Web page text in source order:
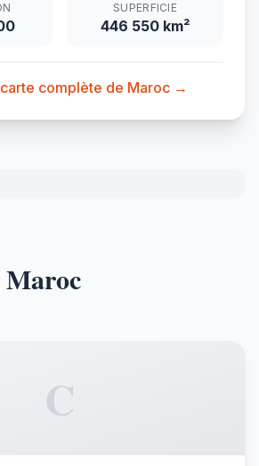
SUPERFICIE
446 550 km²
complète de Maroc →
Maroc
C